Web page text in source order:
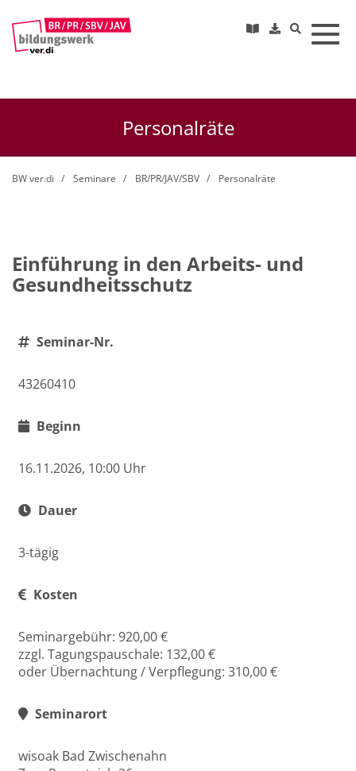
Personalräte
BW ver.di Seminare BR/PR/JAV/SBV Personalräte
Einführung in den Arbeits- und
Gesundheitsschutz
Seminar-Nr.
43260410
Beginn
16.11.2026, 10:00 Uhr
Dauer
3-tägig
Kosten
Seminargebühr: 920,00 €
zzgl. Tagungspauschale: 132,00 €
oder Übernachtung / Verpflegung: 310,00 €
Seminarort
wisoak Bad Zwischenahn